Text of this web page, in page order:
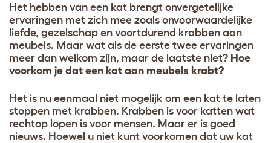
Het hebben van een kat brengt onvergetelijke
ervaringen met zich mee zoals onvoorwaardelijke
liefde, gezelschap en voortdurend krabben aan
meubels. Maar wat als de eerste twee ervaringen
meer dan welkom zijn, maar de laatste niet? Hoe
voorkom je dat een kat aan meubels krabt?
Het is nu eenmaal niet mogelijk om een kat te laten
stoppen met krabben. Krabben is voor katten wat
rechtop lopen is voor mensen. Maar er is goed
nieuws. Hoewel u niet kunt voorkomen dat uw kat